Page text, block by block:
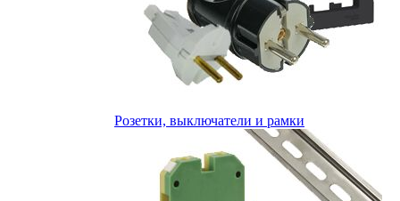
Розетки, выключатели и рамки